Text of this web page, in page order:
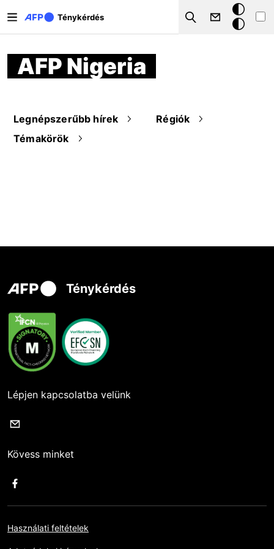
Ténykérdés
Search
Sötét
mód
AFP Nigeria
Legnépszerűbb hírek
Régiók
Témakörök
Ténykérdés
Lépjen kapcsolatba velünk
Kövess minket
Használati feltételek